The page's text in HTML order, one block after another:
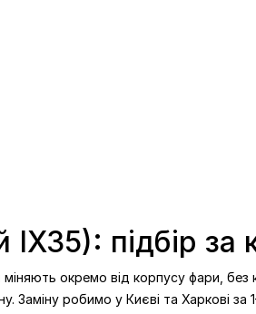
підбір за
окремо від корпусу фари, без
Заміну робимо у Києві та Харкові за